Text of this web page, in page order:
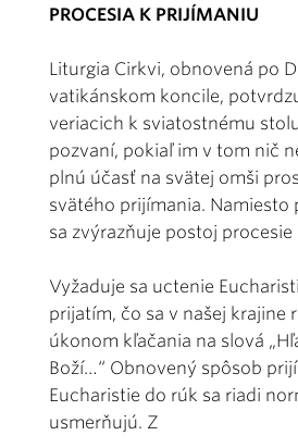
PROCESIA K PRIJÍMANIU
Liturgia Cirkvi, obnovená po
vatikánskom koncile,
veriacich k sviatostnému
pozvaní, pokiaľ im v tom nič
plnú účasť na svätej omši
svätého prijímania. Namiesto
sa zvýrazňuje postoj
Vyžaduje sa uctenie
prijatím, čo sa v našej krajine
úkonom kľačania na slová
Boží…“ Obnovený spôsob
Eucharistie do rúk sa riadi
usmerňujú. Z